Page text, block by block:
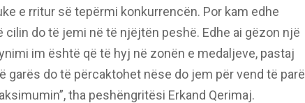
e rritur së tepërmi konkurrencën. Por kam edhe
cilin do të jemi në të njëjtën peshë. Edhe ai gëzon një
im është që të hyj në zonën e medaljeve, pastaj
garës do të përcaktohet nëse do jem për vend të parë
tha peshëngritësi Erkand Qerimaj.